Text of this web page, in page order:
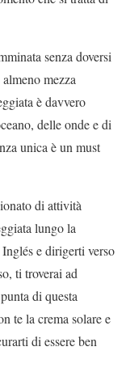
senza doversi
mezza
è davvero
delle onde e di
unica è un must
di attività
lungo la
e dirigerti verso
ti troverai ad
di questa
te la crema solare e
di essere ben